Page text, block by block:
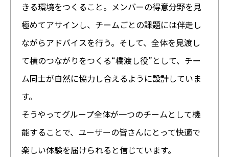
きる環境をつくること。メンバーの得意分野を見
極めてアサインし、チームごとの課題には伴走し
ながらアドバイスを行う。そして、全体を見渡し
て横のつながりをつくる“橋渡し役”として、チー
ム同士が自然に協力し合えるように設計していま
す。
そうやってグループ全体が一つのチームとして機
能することで、ユーザーの皆さんにとって快適で
楽しい体験を届けられると信じています。